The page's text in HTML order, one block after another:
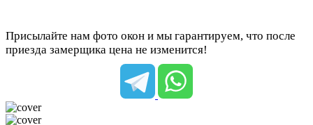
Присылайте нам фото окон и мы гарантируем, что после
приезда замерщика цена не изменится!